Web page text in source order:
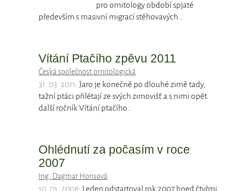
pro ornitology období spjaté
především s masivní migrací stěhovavých…
Vítání Ptačího zpěvu 2011
Česká společnost ornitologická
31. 03. 2011: Jaro je konečně po dlouhé zimě tady,
tažní ptáci přilétají ze svých zimovišť a s nimi opět
další ročník Vítání ptačího…
Ohlédnutí za počasím v roce
2007
Ing. Dagmar Honsová
10. 01. 2008: Leden odstartoval rok 2007 hned čtyřmi